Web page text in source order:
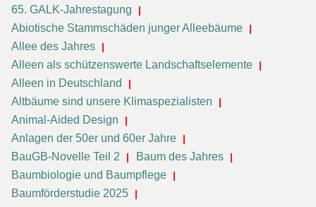
65. GALK-Jahrestagung
Abiotische Stammschäden junger Alleebäume
Allee des Jahres
Alleen als schützenswerte Landschaftselemente
Alleen in Deutschland
Altbäume sind unsere Klimaspezialisten
Animal-Aided Design
Anlagen der 50er und 60er Jahre
BauGB-Novelle Teil 2
Baum des Jahres
Baumbiologie und Baumpflege
Baumförderstudie 2025